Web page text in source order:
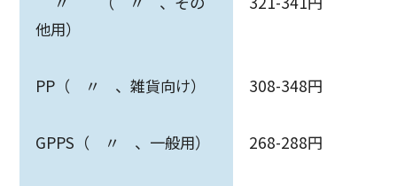
他用）
PP（ 〃 、雑貨向け） 308-348円
GPPS（ 〃 、一般用） 268-288円